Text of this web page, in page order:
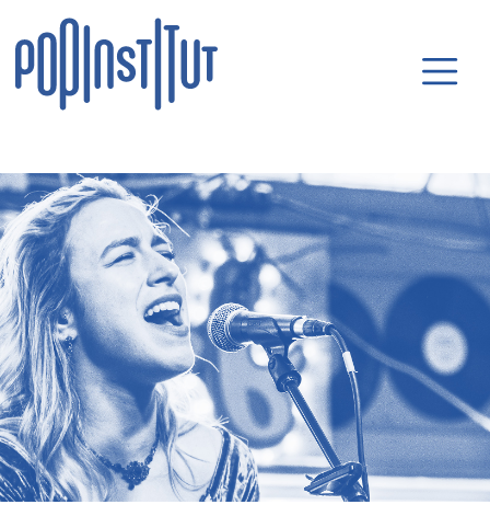
Direkt zum Inhalt wechseln